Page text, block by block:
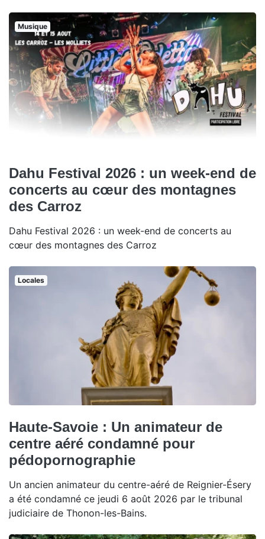
Musique
Dahu Festival 2026 : un week-end de
concerts au cœur des montagnes
des Carroz
Dahu Festival 2026 : un week-end de concerts au
cœur des montagnes des Carroz
Locales
Haute-Savoie : Un animateur de
centre aéré condamné pour
pédopornographie
Un ancien animateur du centre-aéré de Reignier-Ésery
a été condamné ce jeudi 6 août 2026 par le tribunal
judiciaire de Thonon-les-Bains.